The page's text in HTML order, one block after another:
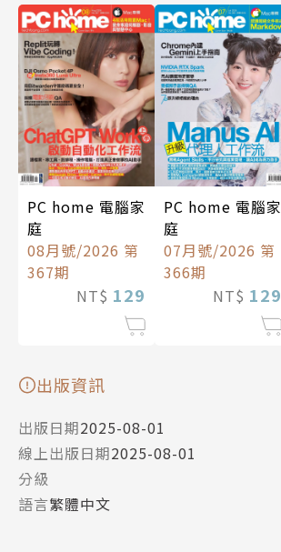
PC home 電腦家
庭
08月號/2026 第
367期
NT$ 129
PC home 電腦家
庭
07月號/2026 第
366期
NT$ 129
出版資訊
出版日期2025-08-01
線上出版日期2025-08-01
分級
語言繁體中文